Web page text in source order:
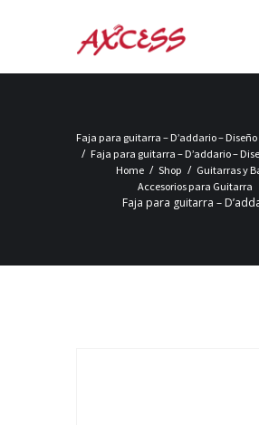
Faja para guitarra – D’addario –
Faja para guitarra – D’addario –
Home
Shop
Guitarras y
Accesorios para Guitarra
Faja para guitarra –